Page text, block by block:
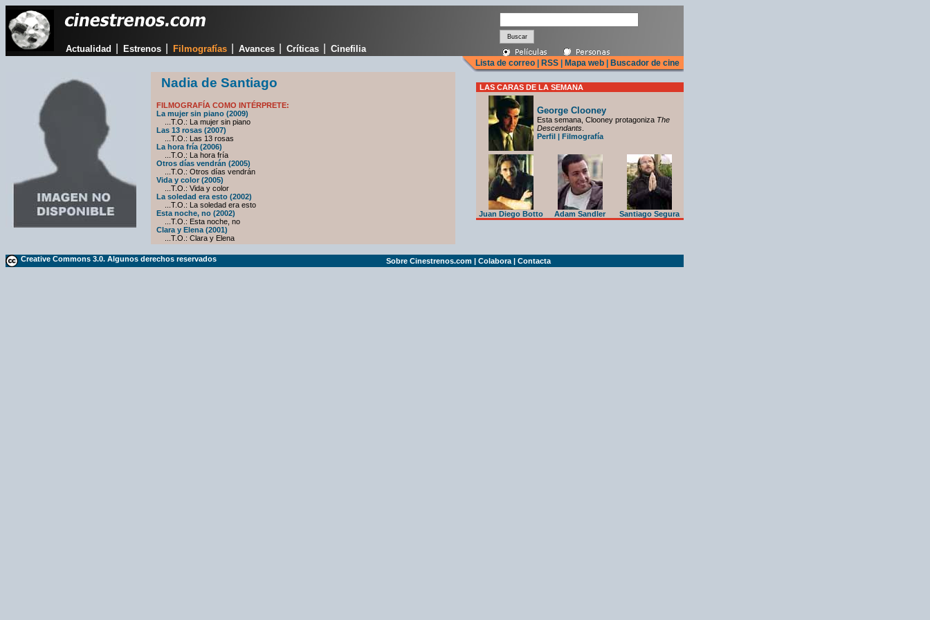
Actualidad Estrenos Filmografías Avances Críticas Cinefilia
Lista de correo RSS Mapa web Buscador de cine
Nadia de Santiago
FILMOGRAFÍA COMO INTÉRPRETE:
La mujer sin piano (2009)
...T.O.: La mujer sin piano
Las 13 rosas (2007)
...T.O.: Las 13 rosas
La hora fría (2006)
...T.O.: La hora fría
Otros días vendrán (2005)
...T.O.: Otros días vendrán
Vida y color (2005)
...T.O.: Vida y color
La soledad era esto (2002)
...T.O.: La soledad era esto
Esta noche, no (2002)
...T.O.: Esta noche, no
Clara y Elena (2001)
...T.O.: Clara y Elena
LAS CARAS DE LA SEMANA
George Clooney
Esta semana, Clooney protagoniza The
Descendants
Perfil | Filmografía
Juan Diego Botto Adam Sandler Santiago Segura
Creative Commons 3.0. Algunos derechos reservados Sobre Cinestrenos.com | Colabora | Contacta